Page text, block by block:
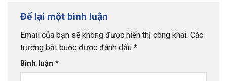
Để lại một bình luận
Email của bạn sẽ không được hiển thị công khai. Các
trường bắt buộc được đánh dấu *
Bình luận *